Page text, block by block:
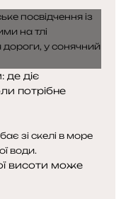
де діє
потрібне
висоти може